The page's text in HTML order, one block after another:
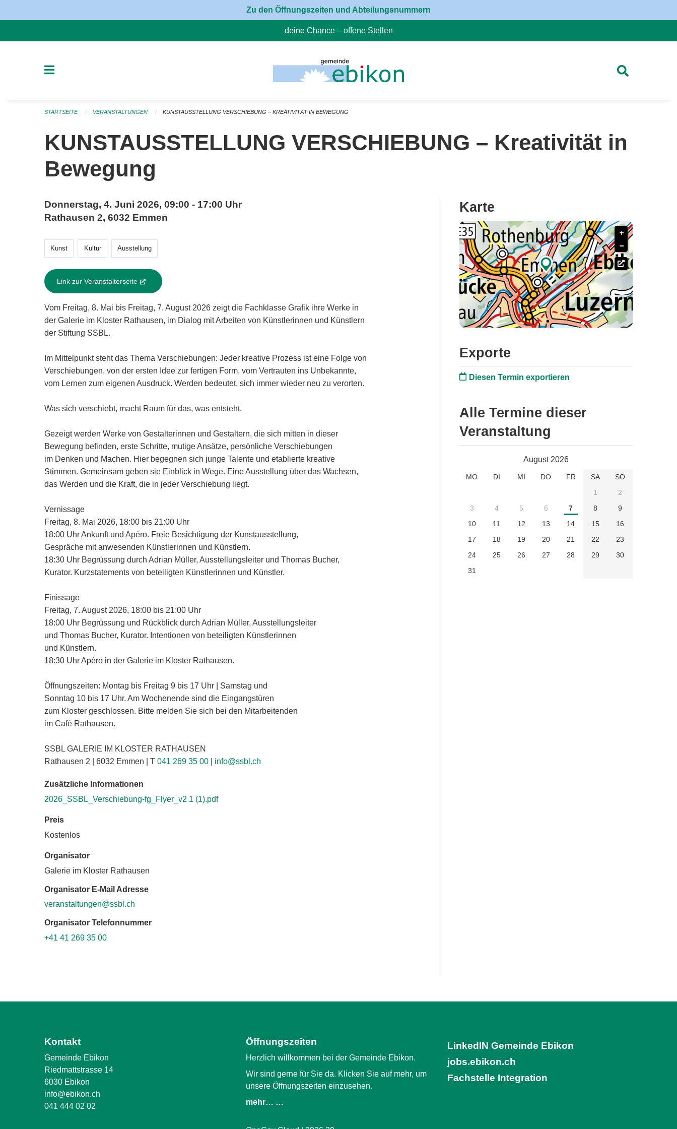
Zu den Öffnungszeiten und Abteilungsnummern
deine Chance – offene Stellen
STARTSEITE VERANSTALTUNGEN KUNSTAUSSTELLUNG VERSCHIEBUNG – KREATIVITÄT IN BEWEGUNG
KUNSTAUSSTELLUNG VERSCHIEBUNG – Kreativität in
Bewegung
Donnerstag, 4. Juni 2026, 09:00 - 17:00 Uhr
Rathausen 2, 6032 Emmen
Kunst Kultur Ausstellung
Link zur Veranstalterseite (External Link)
Vom Freitag, 8. Mai bis Freitag, 7. August 2026 zeigt die Fachklasse Grafik ihre Werke in
der Galerie im Kloster Rathausen, im Dialog mit Arbeiten von Künstlerinnen und Künstlern
der Stiftung SSBL.
Im Mittelpunkt steht das Thema Verschiebungen: Jeder kreative Prozess ist eine Folge von
Verschiebungen, von der ersten Idee zur fertigen Form, vom Vertrauten ins Unbekannte,
vom Lernen zum eigenen Ausdruck. Werden bedeutet, sich immer wieder neu zu verorten.
Was sich verschiebt, macht Raum für das, was entsteht.
Gezeigt werden Werke von Gestalterinnen und Gestaltern, die sich mitten in dieser
Bewegung befinden, erste Schritte, mutige Ansätze, persönliche Verschiebungen
im Denken und Machen. Hier begegnen sich junge Talente und etablierte kreative
Stimmen. Gemeinsam geben sie Einblick in Wege. Eine Ausstellung über das Wachsen,
das Werden und die Kraft, die in jeder Verschiebung liegt.
Vernissage
Freitag, 8. Mai 2026, 18:00 bis 21:00 Uhr
18:00 Uhr Ankunft und Apéro. Freie Besichtigung der Kunstausstellung,
Gespräche mit anwesenden Künstlerinnen und Künstlern.
18:30 Uhr Begrüssung durch Adrian Müller, Ausstellungsleiter und Thomas Bucher,
Kurator. Kurzstatements von beteiligten Künstlerinnen und Künstler.
Finissage
Freitag, 7. August 2026, 18:00 bis 21:00 Uhr
18:00 Uhr Begrüssung und Rückblick durch Adrian Müller, Ausstellungsleiter
und Thomas Bucher, Kurator. Intentionen von beteiligten Künstlerinnen
und Künstlern.
18:30 Uhr Apéro in der Galerie im Kloster Rathausen.
Öffnungszeiten: Montag bis Freitag 9 bis 17 Uhr | Samstag und
Sonntag 10 bis 17 Uhr. Am Wochenende sind die Eingangstüren
zum Kloster geschlossen. Bitte melden Sie sich bei den Mitarbeitenden
im Café Rathausen.
SSBL GALERIE IM KLOSTER RATHAUSEN
Rathausen 2 | 6032 Emmen | T 041 269 35 00 info@ssbl.ch
Zusätzliche Informationen
2026_SSBL_Verschiebung-fg_Flyer_v2 1 (1).pdf
Preis
Kostenlos
Organisator
Galerie im Kloster Rathausen
Organisator E-Mail Adresse
veranstaltungen@ssbl.ch
Organisator Telefonnummer
+41 41 269 35 00
Karte

+
−
Exporte
Diesen Termin exportieren
Alle Termine dieser
Veranstaltung
August 2026
MO DI MI DO FR SA
SO
1
2
3
4 5 6 7 8
9
10
11 12 13 14 15
16
17
18 19 20 21 22
23
24
25 26 27 28 29
30
31
Kontakt
Gemeinde Ebikon
Riedmattstrasse 14
6030 Ebikon
info@ebikon.ch
041 444 02 02
Öffnungszeiten
Herzlich willkommen bei der Gemeinde Ebikon.
Wir sind gerne für Sie da. Klicken Sie auf mehr, um
unsere Öffnungszeiten einzusehen.
mehr… …
LinkedIN Gemeinde Ebikon
jobs.ebikon.ch
Fachstelle Integration